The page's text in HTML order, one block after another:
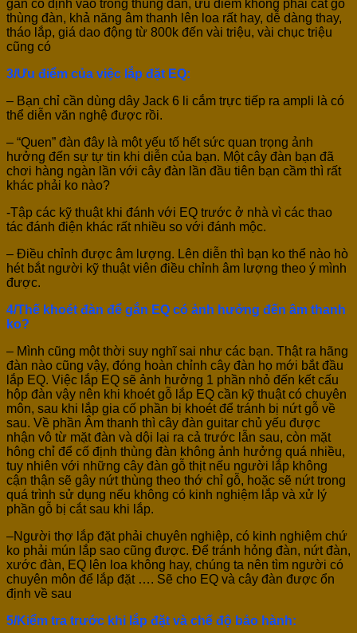
gắn cố định vào trong thùng đàn, ưu điểm không phải cắt gỗ
thùng đàn, khả năng âm thanh lên loa rất hay, dễ dàng thay,
tháo lắp, giá dao động từ 800k đến vài triệu, vài chục triệu
cũng có
3/Ưu điểm của việc lắp đặt EQ:
– Bạn chỉ cần dùng dây Jack 6 li cắm trực tiếp ra ampli là có
thể diễn văn nghệ được rồi.
– “Quen” đàn đây là một yếu tố hết sức quan trọng ảnh
hưởng đến sự tự tin khi diễn của bạn. Một cây đàn bạn đã
chơi hàng ngàn lần với cây đàn lần đầu tiên bạn cầm thì rất
khác phải ko nào?
-Tập các kỹ thuật khi đánh với EQ trước ở nhà vì các thao
tác đánh điện khác rất nhiều so với đánh mộc.
– Điều chỉnh được âm lượng. Lên diễn thì bạn ko thể nào hò
hét bắt người kỹ thuật viên điều chỉnh âm lượng theo ý mình
được.
4/Thế khoét đàn để gắn EQ có ảnh hưởng đến âm thanh
ko?
– Mình cũng một thời suy nghĩ sai như các bạn. Thật ra hãng
đàn nào cũng vậy, đóng hoàn chỉnh cây đàn họ mới bắt đầu
lắp EQ. Việc lắp EQ sẽ ảnh hưởng 1 phần nhỏ đến kết cấu
hộp đàn vậy nên khi khoét gỗ lắp EQ cần kỹ thuật có chuyên
môn, sau khi lắp gia cố phần bị khoét để tránh bị nứt gỗ về
sau. Về phần Âm thanh thì cây đàn guitar chủ yếu được
nhận vô từ mặt đàn và dội lại ra cả trước lẫn sau, còn mặt
hông chỉ để cố định thùng đàn không ảnh hưởng quá nhiều,
tuy nhiên với những cây đàn gỗ thịt nếu người lắp không
cận thận sẽ gây nứt thùng theo thớ chỉ gỗ, hoặc sẽ nứt trong
quá trình sử dụng nếu không có kinh nghiệm lắp và xử lý
phần gỗ bị cắt sau khi lắp.
–Người thợ lắp đặt phải chuyên nghiệp, có kinh nghiệm chứ
ko phải mún lắp sao cũng được. Để tránh hỏng đàn, nứt đàn,
xước đàn, EQ lên loa không hay, chúng ta nên tìm người có
chuyên môn để lắp đặt …. Sẽ cho EQ và cây đàn được ổn
định về sau
5/Kiểm tra trước khi lắp đặt và chế độ bảo hành: